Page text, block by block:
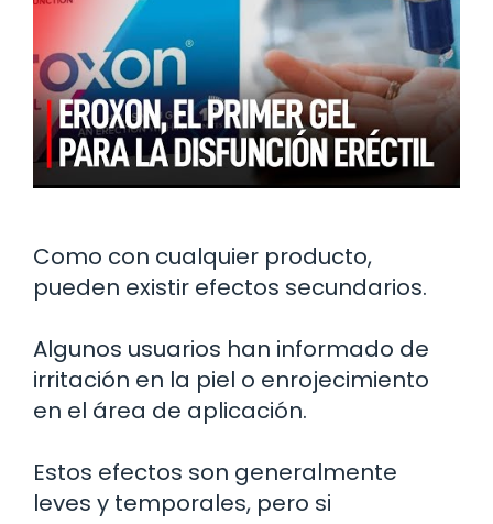
Como con cualquier producto,
pueden existir efectos secundarios.
Algunos usuarios han informado de
irritación en la piel o enrojecimiento
en el área de aplicación.
Estos efectos son generalmente
leves y temporales, pero si